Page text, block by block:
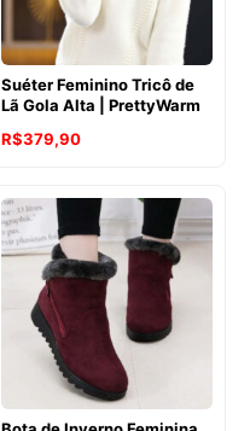
Suéter Feminino Tricô de
Lã Gola Alta | PrettyWarm
R$379,90